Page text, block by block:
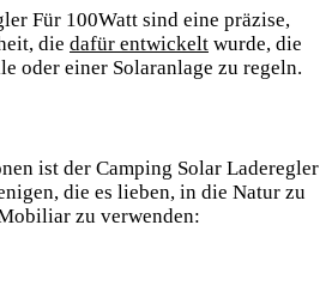
Für 100Watt sind eine präzise,
die dafür entwickelt wurde, die
oder einer Solaranlage zu regeln.
ist ⁢der Camping Solar Laderegler
die es lieben, in die‌ Natur zu
zu verwenden: